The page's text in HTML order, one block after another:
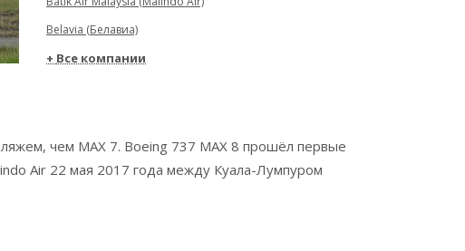
Belavia (Белавиа)
Все компании
чем MAX 7. Boeing 737 MAX 8 прошёл первые
Air 22 мая 2017 года между Куала-Лумпуром